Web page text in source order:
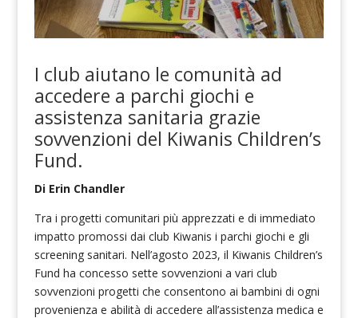
I club aiutano le comunità ad
accedere a parchi giochi e
assistenza sanitaria grazie
sovvenzioni del Kiwanis Children’s
Fund.
Di Erin Chandler
Tra i progetti comunitari più apprezzati e di immediato
impatto promossi dai club Kiwanis i parchi giochi e gli
screening sanitari. Nell’agosto 2023, il Kiwanis Children’s
Fund ha concesso sette sovvenzioni a vari club
sovvenzioni progetti che consentono ai bambini di ogni
provenienza e abilità di accedere all’assistenza medica e